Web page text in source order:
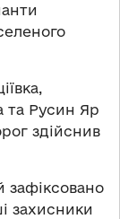
та Русин Яр
здійснив
зафіксовано
захисники